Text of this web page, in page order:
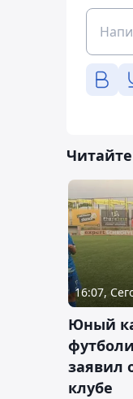
16:07,
Юный
заявил
клубе